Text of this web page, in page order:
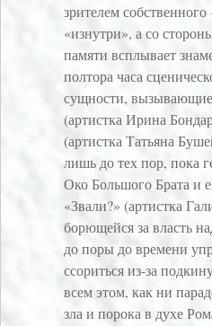
зрителем
«изнутри», а со
памяти всплывает
полтора часа
сущности,
(артистка Ирина
(артистка Татьяна
лишь до тех пор, пока
Око Большого Брата и
«Звали?» (артистка
борющейся за власть
до поры до времени
ссориться из-за
всем этом, как ни
зла и порока в духе